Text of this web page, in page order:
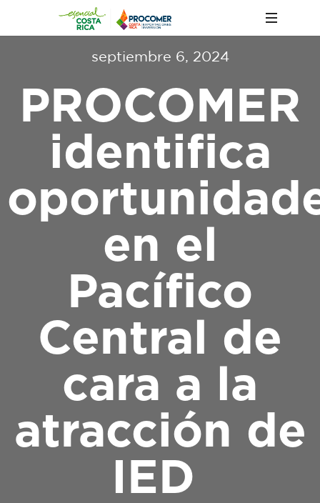
septiembre 6, 2024
PROCOMER
identifica
en el
Pacífico
Central de
cara a la
atracción de
IED